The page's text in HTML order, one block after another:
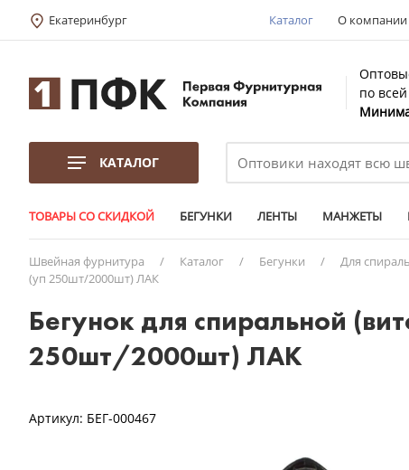
Екатеринбург Каталог О компании
по
КАТАЛОГ
ТОВАРЫ СО СКИДКОЙ БЕГУНКИ ЛЕНТЫ МАНЖЕТЫ
Швейная фурнитура / Каталог / Бегунки / Для
(уп 250шт/2000шт) ЛАК
Бегунок для спиральной
250шт/2000шт) ЛАК
Артикул: БЕГ-000467